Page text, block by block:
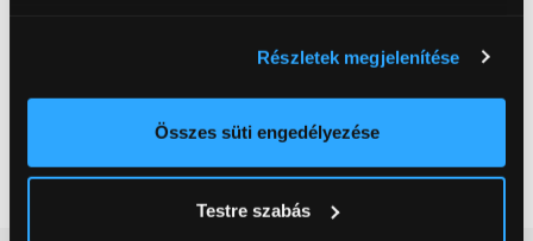
elhelyezkedéséről pár méteres pontossággal
Az Ön készülékén beazonosítása annak konkrét
módjairól és adja meg preferenciáit aRészletek
Részletek megjelenítése
Összes süti engedélyezése
Testre szabás
199 999 Ft
kombinált hűtőszekrény
179 999 Ft